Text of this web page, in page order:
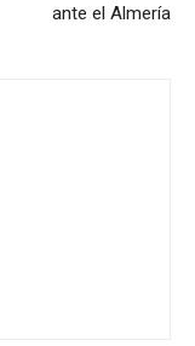
ante el Almería